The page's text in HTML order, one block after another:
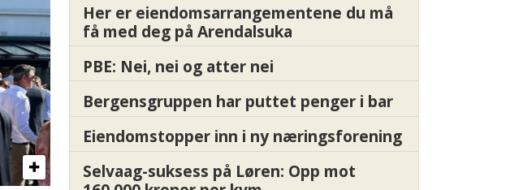
Her er eiendomsarrangementene du må
få med deg på Arendalsuka
PBE: Nei, nei og atter nei
Bergensgruppen har puttet penger i bar
Eiendomstopper inn i ny næringsforening
Selvaag-suksess på Løren: Opp mot